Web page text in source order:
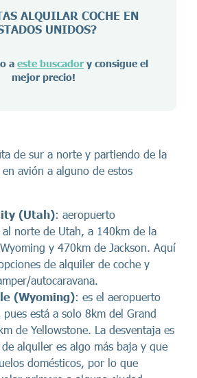
ALQUILAR COCHE EN
UNIDOS?
a este buscador y consigue el
mejor precio!
de sur a norte y partiendo de la
avión a alguno de estos
(Utah): aeropuerto
norte de Utah, a 140km de la
y 470km de Jackson. Aquí
de alquiler de coche y
autocaravana.
(Wyoming): es el aeropuerto
pues está a solo 8km del Grand
de Yellowstone. La desventaja es
alquiler es algo más baja y que
domésticos, por lo que